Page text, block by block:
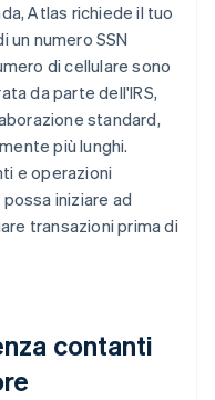
Atlas richiede il tuo
un numero SSN
di cellulare sono
da parte dell'IRS,
standard,
più lunghi.
e operazioni
iniziare ad
transazioni prima di
contanti